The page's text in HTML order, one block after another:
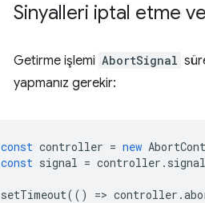
Sinyalleri iptal etme
Getirme işlemi AbortSignal
yapmanız gerekir:
const controller = new
const signal = controller . signal
setTimeout(() => controller .